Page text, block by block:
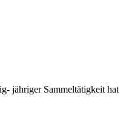
jähriger Sammeltätigkeit hat